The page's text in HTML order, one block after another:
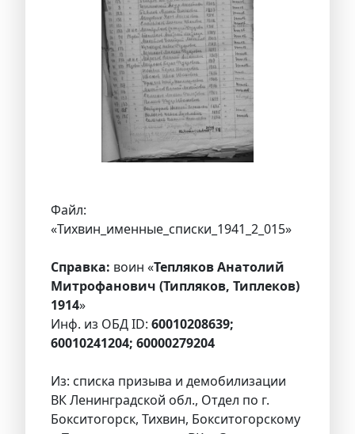
Файл:
«Тихвин_именные_списки_1941_2_015»
Справка: воин «Тепляков Анатолий
Митрофанович (Типляков, Типлеков)
1914»
Инф. из ОБД ID: 60010208639;
60010241204; 60000279204
Из: списка призыва и демобилизации
ВК Ленинградской обл., Отдел по г.
Бокситогорск, Тихвин, Бокситогорскому